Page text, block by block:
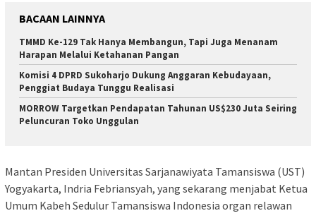
BACAAN LAINNYA
TMMD Ke-129 Tak Hanya Membangun, Tapi Juga Menanam
Harapan Melalui Ketahanan Pangan
Komisi 4 DPRD Sukoharjo Dukung Anggaran Kebudayaan,
Penggiat Budaya Tunggu Realisasi
MORROW Targetkan Pendapatan Tahunan US$230 Juta Seiring
Peluncuran Toko Unggulan
Mantan Presiden Universitas Sarjanawiyata Tamansiswa (UST)
Yogyakarta, Indria Febriansyah, yang sekarang menjabat Ketua
Umum Kabeh Sedulur Tamansiswa Indonesia organ relawan